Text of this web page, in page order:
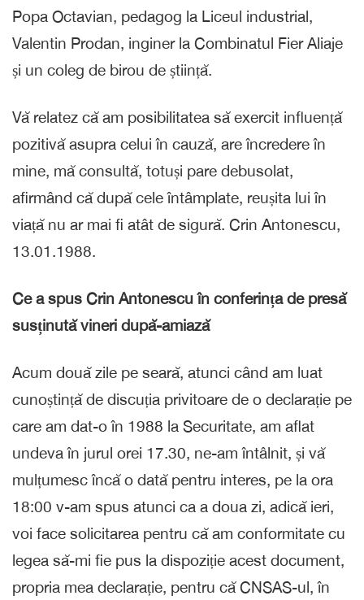
Popa Octavian, pedagog la Liceul industrial,
Valentin Prodan, inginer la Combinatul Fier Aliaje
și un coleg de birou de știință.
Vă relatez că am posibilitatea să exercit influență
pozitivă asupra celui în cauză, are încredere în
mine, mă consultă, totuși pare debusolat,
afirmând că după cele întâmplate, reușita lui în
viață nu ar mai fi atât de sigură. Crin Antonescu,
13.01.1988.
Ce a spus Crin Antonescu în conferința de presă
susținută vineri după-amiază
Acum două zile pe seară, atunci când am luat
cunoștință de discuția privitoare de o declarație pe
care am dat-o în 1988 la Securitate, am aflat
undeva în jurul orei 17.30, ne-am întâlnit, și vă
mulțumesc încă o dată pentru interes, pe la ora
18:00 v-am spus atunci ca a doua zi, adică ieri,
voi face solicitarea pentru că am conformitate cu
legea să-mi fie pus la dispoziție acest document,
propria mea declarație, pentru că CNSAS-ul, în